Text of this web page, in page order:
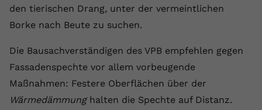
den tierischen Drang, unter der vermeintlichen
Borke nach Beute zu suchen.
Die Bausachverständigen des VPB empfehlen gegen
Fassadenspechte vor allem vorbeugende
Maßnahmen: Festere Oberflächen über der
Wärmedämmunghalten die Spechte auf Distanz.
Anbieter VPB.de
Zweck
Speicherung von
Benutzereinstellungen zu ermöglichen.
Zweck
Vimeo installiert dieses Cookie, um
indem es eine eindeutige ID zum
setzt.
CONSENT